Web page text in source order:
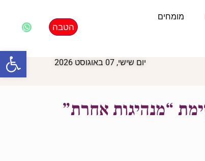
מומחים
הטבה
יום שישי, 07 באוגוסט 2026
“מנהיגות אחרת”
פתח